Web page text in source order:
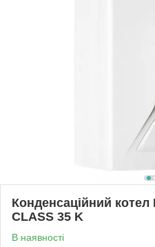
Конденсаційний котел
CLASS 35 K
В наявності